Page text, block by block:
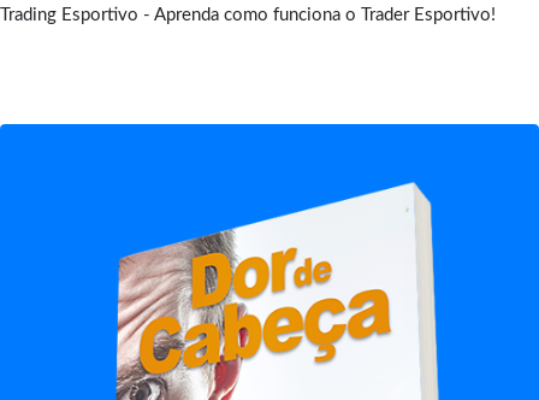
Trading Esportivo - Aprenda como funciona o Trader Esportivo!